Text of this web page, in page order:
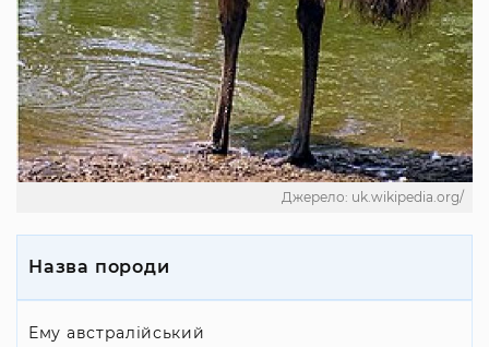
Джерело: uk.wikipedia.org/
Назва породи
Ему австралійський